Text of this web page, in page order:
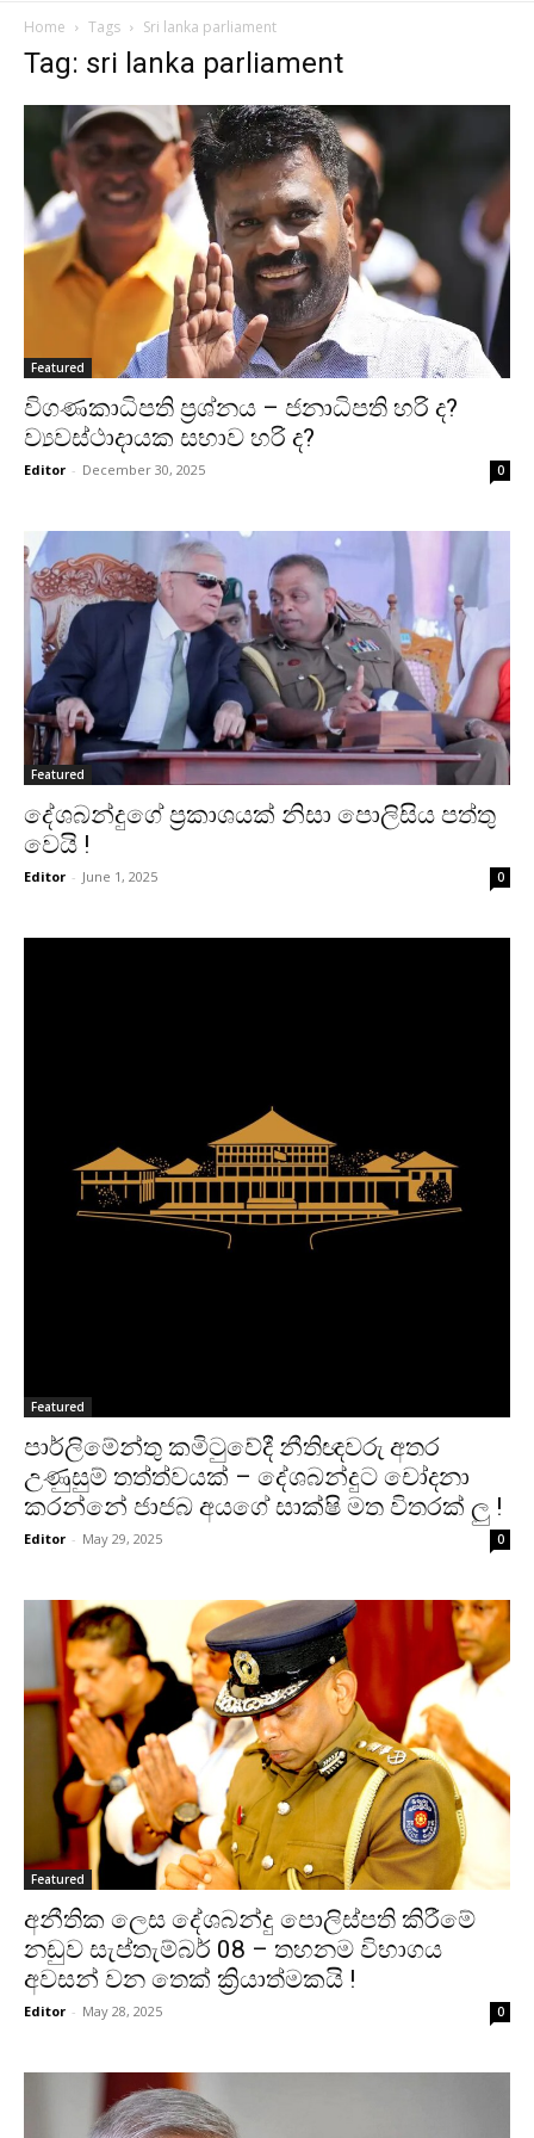
Home Tags Sri lanka parliament
Tag: sri lanka parliament
Featured
විගණකාධිපති ප්‍රශ්නය – ජනාධිපති හරි ද?
ව්‍යවස්ථාදායක සභාව හරි ද?
Editor - December 30, 2025 0
Featured
දේශබන්දුගේ ප්‍රකාශයක් නිසා පොලිසිය පත්තු
වෙයි !
Editor - June 1, 2025 0
Featured
පාර්ලිමේන්තු කමිටුවේදී නීතිඥවරු අතර
උණුසුම් තත්ත්වයක් – දේශබන්දුට චෝදනා
කරන්නේ ජාජබ අයගේ සාක්ෂි මත විතරක් ලු !
Editor - May 29, 2025 0
Featured
අනීතික ලෙස දේශබන්දු පොලිස්පති කිරීමේ
නඩුව සැප්තැම්බර් 08 – තහනම විභාගය
අවසන් වන තෙක් ක්‍රියාත්මකයි !
Editor - May 28, 2025 0